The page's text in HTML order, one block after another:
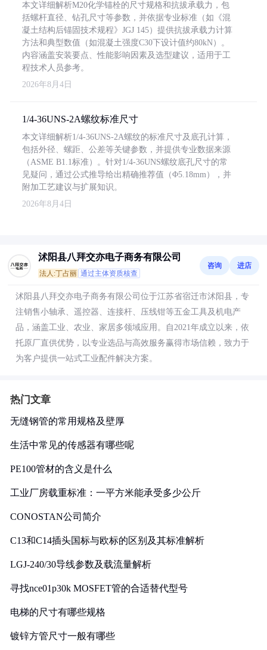
本文详细解析M20化学锚栓的尺寸规格和抗拔承载力，包
括螺杆直径、钻孔尺寸等参数，并依据专业标准（如《混
凝土结构后锚固技术规程》JGJ 145）提供抗拔承载力计算
方法和典型数值（如混凝土强度C30下设计值约80kN）。
内容涵盖安装要点、性能影响因素及选型建议，适用于工
程技术人员参考。
2026年8月4日
1/4-36UNS-2A螺纹标准尺寸
本文详细解析1/4-36UNS-2A螺纹的标准尺寸及底孔计算，
包括外径、螺距、公差等关键参数，并提供专业数据来源
（ASME B1.1标准）。针对1/4-36UNS螺纹底孔尺寸的常
见疑问，通过公式推导给出精确推荐值（Φ5.18mm），并
附加工艺建议与扩展知识。
2026年8月4日
沭阳县八拜交亦电子商务有限公司
法人:丁占丽 通过主体资质核查
咨询 进店
沭阳县八拜交亦电子商务有限公司位于江苏省宿迁市沭阳县，专
注销售小轴承、遥控器、连接杆、压线钳等五金工具及机电产
品，涵盖工业、农业、家居多领域应用。自2021年成立以来，依
托原厂直供优势，以专业选品与高效服务赢得市场信赖，致力于
为客户提供一站式工业配件解决方案。
热门文章
无缝钢管的常用规格及壁厚
生活中常见的传感器有哪些呢
PE100管材的含义是什么
工业厂房载重标准：一平方米能承受多少公斤
CONOSTAN公司简介
C13和C14插头国标与欧标的区别及其标准解析
LGJ-240/30导线参数及载流量解析
寻找nce01p30k MOSFET管的合适替代型号
电梯的尺寸有哪些规格
镀锌方管尺寸一般有哪些